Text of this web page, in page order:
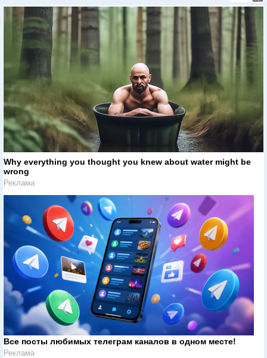
Why everything you thought you knew about water might be
wrong
Реклама
Все посты любимых телеграм каналов в одном месте!
Реклама